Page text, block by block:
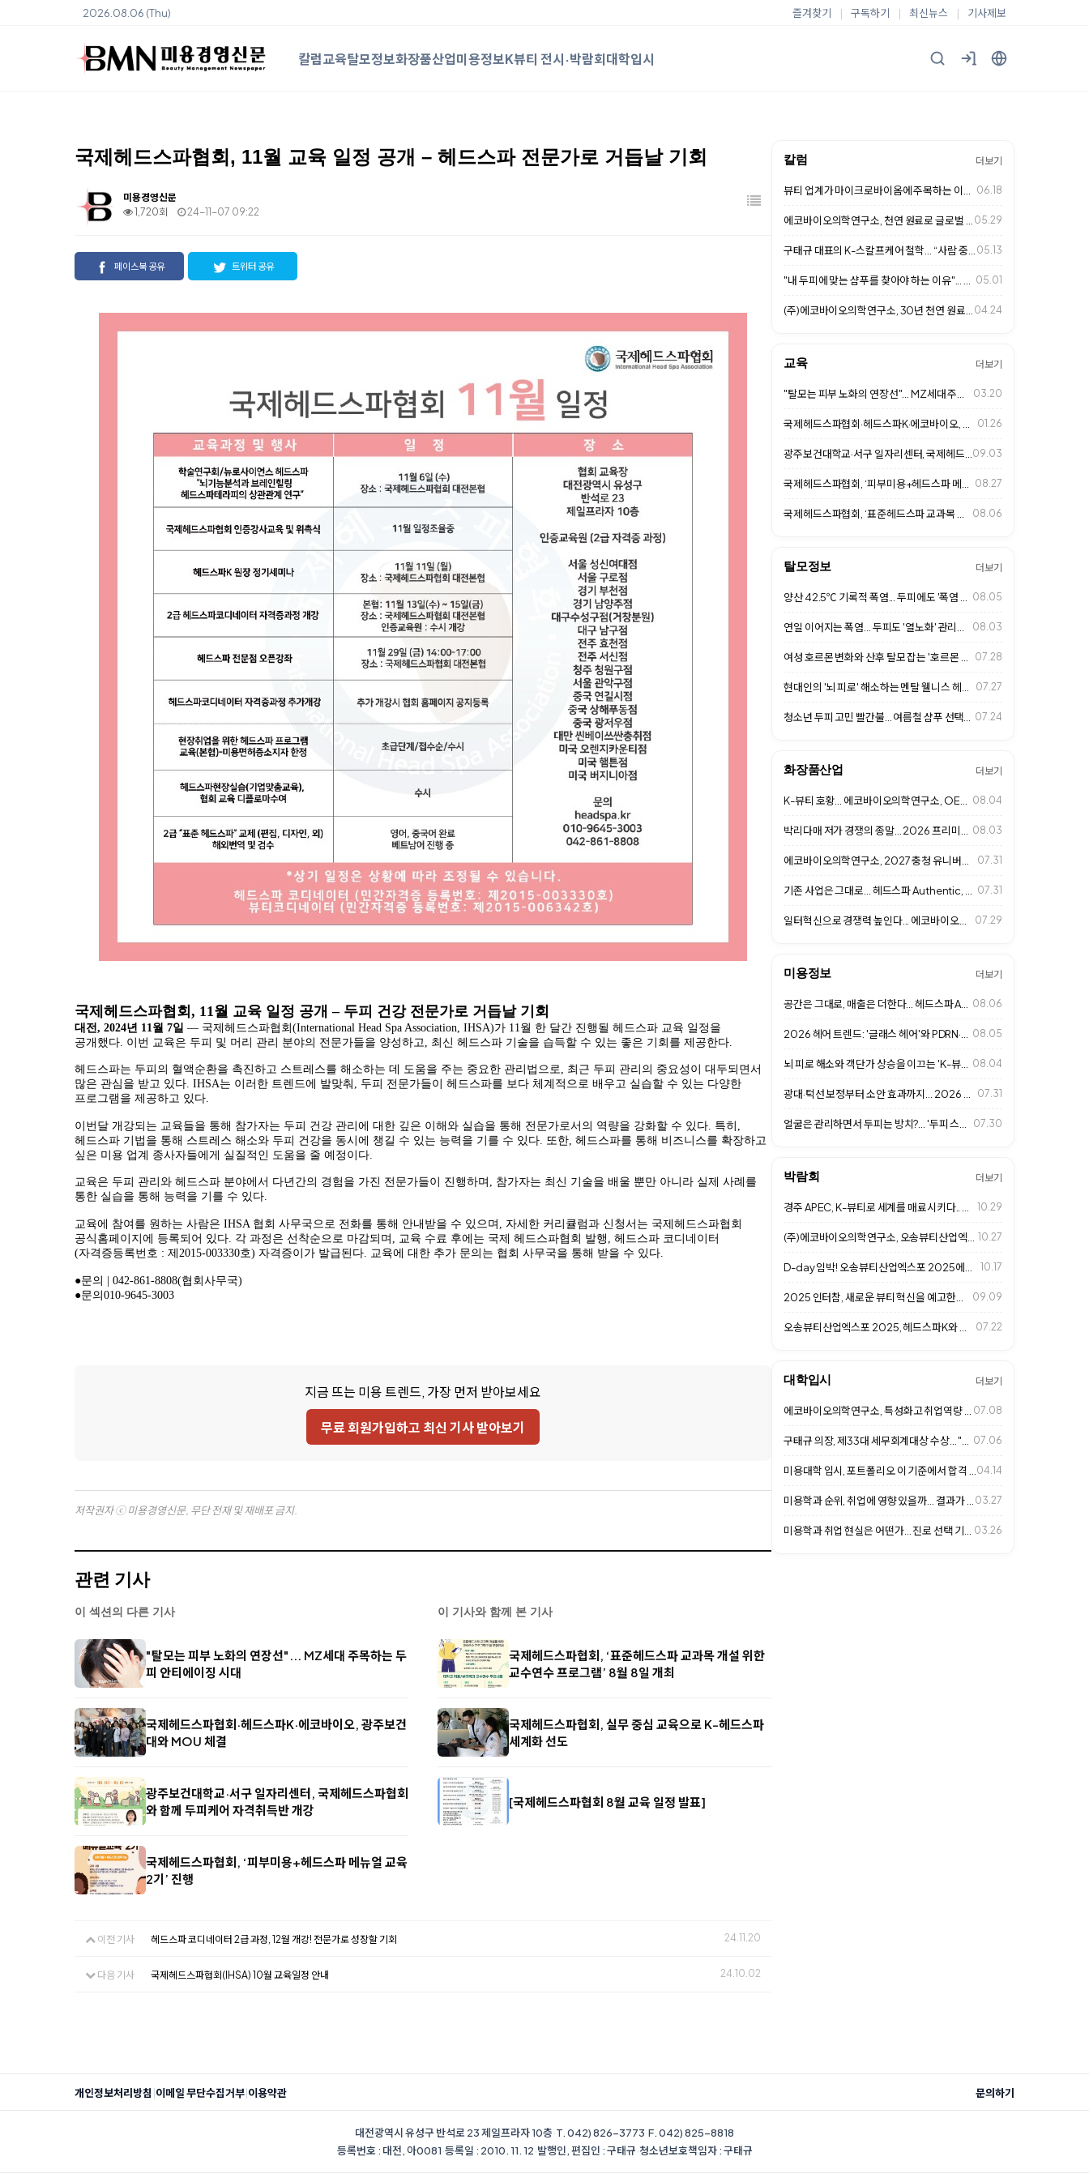
2026.08.06 (Thu) 즐겨찾기 | 구독하기 | 최신뉴스 | 기사제보
칼럼교육탈모정보화장품산업미용정보K뷰티 전시·박람회대학입시
국제헤드스파협회, 11월 교육 일정 공개 – 헤드스파 전문가로 거듭날 기회
미용경영신문
1,720회
24-11-07 09:22
페이스북 공유 트위터 공유
국제헤드스파협회, 11월 교육 일정 공개 – 두피 건강 전문가로 거듭날 기회
대전, 2024년 11월 7일 — 국제헤드스파협회(International Head Spa Association, IHSA)가 11월 한 달간 진행될 헤드스파 교육 일정을
공개했다. 이번 교육은 두피 및 머리 관리 분야의 전문가들을 양성하고, 최신 헤드스파 기술을 습득할 수 있는 좋은 기회를 제공한다.
헤드스파는 두피의 혈액순환을 촉진하고 스트레스를 해소하는 데 도움을 주는 중요한 관리법으로, 최근 두피 관리의 중요성이 대두되면서
많은 관심을 받고 있다. IHSA는 이러한 트렌드에 발맞춰, 두피 전문가들이 헤드스파를 보다 체계적으로 배우고 실습할 수 있는 다양한
프로그램을 제공하고 있다.
이번달 개강되는 교육들을 통해 참가자는 두피 건강 관리에 대한 깊은 이해와 실습을 통해 전문가로서의 역량을 강화할 수 있다. 특히,
헤드스파 기법을 통해 스트레스 해소와 두피 건강을 동시에 챙길 수 있는 능력을 기를 수 있다. 또한, 헤드스파를 통해 비즈니스를 확장하고
싶은 미용 업계 종사자들에게 실질적인 도움을 줄 예정이다.
교육은 두피 관리와 헤드스파 분야에서 다년간의 경험을 가진 전문가들이 진행하며, 참가자는 최신 기술을 배울 뿐만 아니라 실제 사례를
통한 실습을 통해 능력을 기를 수 있다.
교육에 참여를 원하는 사람은 IHSA 협회 사무국으로 전화를 통해 안내받을 수 있으며, 자세한 커리큘럼과 신청서는 국제헤드스파협회
공식홈페이지에 등록되어 있다. 각 과정은 선착순으로 마감되며, 교육 수료 후에는 국제 헤드스파협회 발행, 헤드스파 코디네이터
(자격증등록번호 : 제2015-003330호) 자격증이가 발급된다. 교육에 대한 추가 문의는 협회 사무국을 통해 받을 수 있다.
●문의 | 042-861-8808(협회사무국)
●문의010-9645-3003
지금 뜨는 미용 트렌드, 가장 먼저 받아보세요
무료 회원가입하고 최신 기사 받아보기
저작권자 ⓒ 미용경영신문, 무단 전재 및 재배포 금지.
관련 기사
이 섹션의 다른 기사
"탈모는 피부 노화의 연장선"... MZ세대 주목하는 두
피 안티에이징 시대
국제헤드스파협회·헤드스파K·에코바이오, 광주보건
대와 MOU 체결
광주보건대학교·서구 일자리센터, 국제헤드스파협회
와 함께 두피케어 자격취득반 개강
국제헤드스파협회, ‘피부미용+헤드스파 메뉴얼 교육
2기’ 진행
이 기사와 함께 본 기사
국제헤드스파협회, ‘표준헤드스파 교과목 개설 위한
교수연수 프로그램’ 8월 8일 개최
국제헤드스파협회, 실무 중심 교육으로 K-헤드스파
세계화 선도
[국제헤드스파협회 8월 교육 일정 발표]
이전 기사 헤드스파 코디네이터 2급 과정, 12월 개강! 전문가로 성장할 기회 24.11.20
다음 기사 국제헤드스파협회(IHSA) 10월 교육일정 안내 24.10.02
칼럼 더보기
06.18
05.29
05.13
05.01
04.24
교육 더보기
03.20
01.26
09.03
08.27
08.06
탈모정보 더보기
08.05
08.03
07.28
07.27
07.24
화장품산업 더보기
K-뷰티 호황... 에코바이오의학연구소, OEM·ODM 사업 확대 08.04
08.03
07.31
07.31
일터혁신으로 경쟁력 높인다... 에코바이오의학연구소, 상생컨설팅 MOU 체결 07.29
미용정보 더보기
08.06
08.05
뇌 피로 해소와 객단가 상승을 이끄는 'K-뷰티 헤드스파 & 웰니스 라운지' 성… 08.04
07.31
07.30
박람회 더보기
10.29
10.27
10.17
2025 인터참, 새로운 뷰티 혁신을 예고한다.. (주)에코바이오의학연구소 참가 09.09
07.22
대학입시 더보기
07.08
07.06
04.14
03.27
03.26
개인정보처리방침 |이메일 무단수집거부|이용약관 문의하기
대전광역시 유성구 반석로 23 제일프라자 10층·T. 042) 826-3773·F. 042) 825-8818
등록번호 : 대전, 아0081·등록일 : 2010. 11. 12·발행인, 편집인 : 구태규·청소년보호책임자 : 구태규